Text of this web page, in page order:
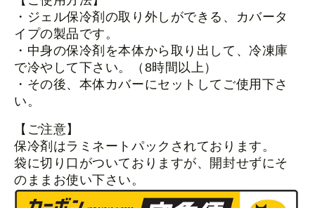
・ジェル保冷剤の取り外しができる、カバータ
イプの製品です。
・中身の保冷剤を本体から取り出して、冷凍庫
で冷やして下さい。（ 8時間以上）
・その後、本体カバーにセットしてご使用下さ
い。
【ご注意】
保冷剤はラミネートパックされております。
袋に切り口がついておりますが、開封せずにそ
のままお使い下さい。